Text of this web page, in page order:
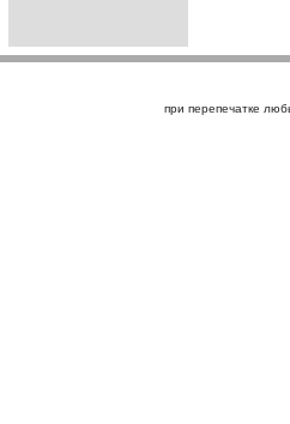
при перепечатке